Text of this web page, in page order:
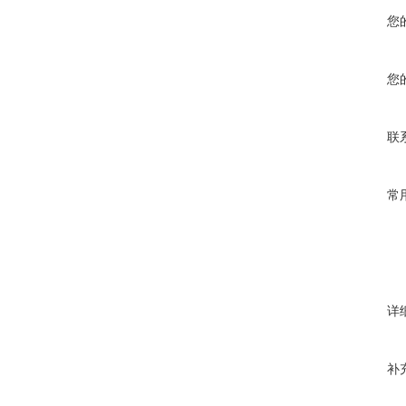
您
您
联
常
详
补